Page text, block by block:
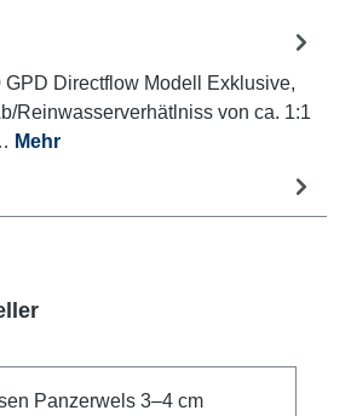
Directflow Modell Exklusive,
Reinwasserverhätlniss von ca. 1:1
Mehr